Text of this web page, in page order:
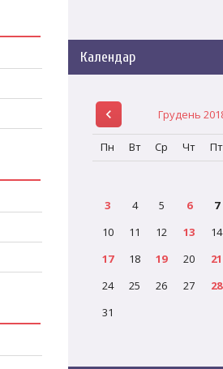
Календар
Грудень
Пн Вт Ср Чт Пт
3
4 5 6 7
10
11 12 13 14
17
18 19 20 21
24
25 26 27 28
31